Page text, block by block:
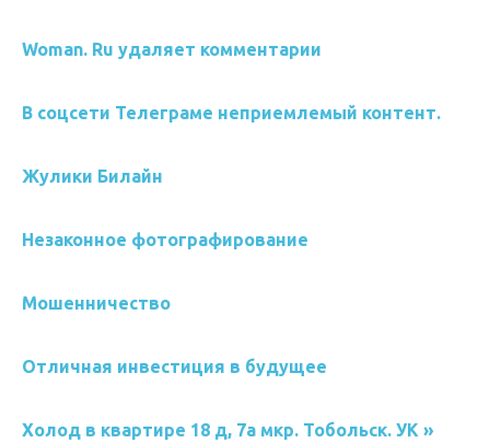
Woman. Ru удаляет комментарии
В соцсети Телеграме неприемлемый контент.
Жулики Билайн
Незаконное фотографирование
Мошенничество
Отличная инвестиция в будущее
Холод в квартире 18 д, 7а мкр. Тобольск. УК »